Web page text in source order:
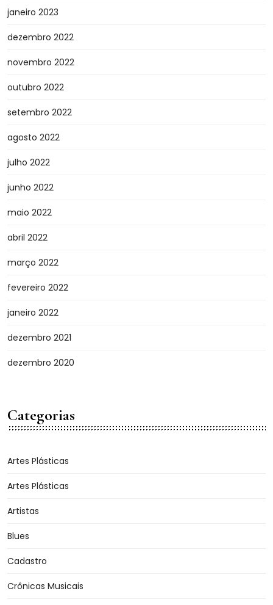
janeiro 2023
dezembro 2022
novembro 2022
outubro 2022
setembro 2022
agosto 2022
julho 2022
junho 2022
maio 2022
abril 2022
março 2022
fevereiro 2022
janeiro 2022
dezembro 2021
dezembro 2020
Categorias
Artes Plásticas
Artes Plásticas
Artistas
Blues
Cadastro
Crônicas Musicais